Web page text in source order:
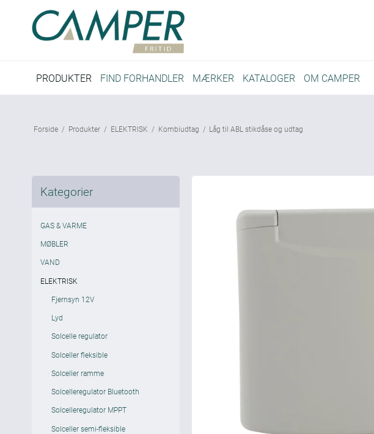
PRODUKTER FIND FORHANDLER MÆRKER KATALOGER OM CAMPER
Forside / Produkter / ELEKTRISK / Kombiudtag / Låg til ABL stikdåse og udtag
Kategorier
GAS & VARME
MØBLER
VAND
ELEKTRISK
Fjernsyn 12V
Lyd
Solcelle regulator
Solceller fleksible
Solceller ramme
Solcelleregulator Bluetooth
Solcelleregulator MPPT
Solceller semi-fleksible